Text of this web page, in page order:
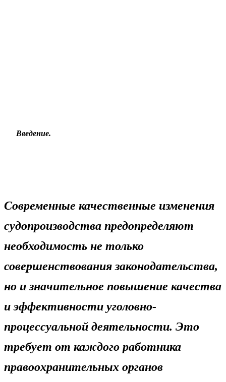
Введение.
Современные качественные изменения
судопроизводства предопределяют
необходимость не только
совершенствования законодательства,
но и значительное повышение качества
и эффективности уголовно-
процессуальной деятельности. Это
требует от каждого работника
правоохранительных органов